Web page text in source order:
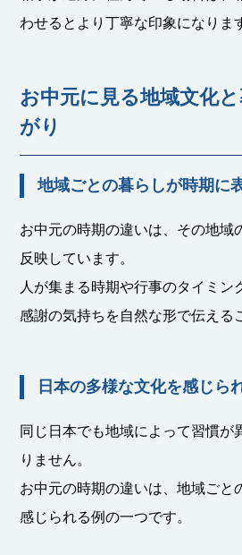
わせるとより丁寧な印象になりま
お中元に見る地域文化
がり
地域ごとの暮らしが時期に
お中元の時期の違いは、その地域
反映しています。
人が集まる時期や行事のタイミン
感謝の気持ちを自然な形で伝える
日本の多様な文化を感じら
同じ日本でも地域によって習慣が
りません。
お中元の時期の違いは、地域ごと
感じられる例の一つです。